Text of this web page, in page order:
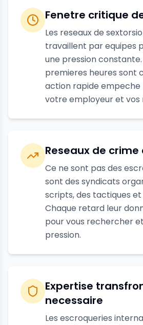
Fenetre critique
Les reseaux de
travaillent par equipes
une pression constante.
premieres heures sont
action rapide empeche
votre employeur et vos
Reseaux de
Ce ne sont pas des
sont des syndicats
scripts, des tactiques et
Chaque retard leur
pour vous rechercher
pression.
Expertise
necessaire
Les escroqueries